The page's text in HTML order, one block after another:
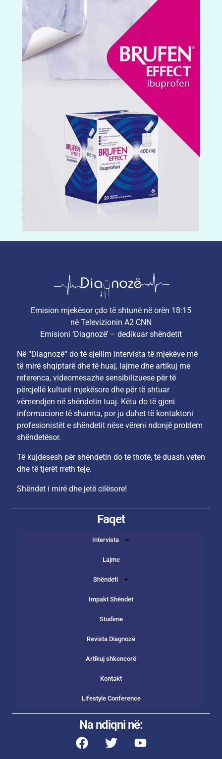
Emision mjekësor çdo të shtunë në orën 18:15
në Televizionin A2 CNN
Emisioni ‘Diagnozë’ – dedikuar shëndetit
Në “Diagnozë“ do të sjellim intervista të mjekëve më
të mirë shqiptarë dhe të huaj, lajme dhe artikuj me
referenca, videomesazhe sensibilizuese për të
përcjellë kulturë mjekësore dhe për të shtuar
vëmendjen në shëndetin tuaj. Këtu do të gjeni
informacione të shumta, por ju duhet të kontaktoni
profesionistët e shëndetit nëse vëreni ndonjë problem
shëndetësor.
Të kujdesesh për shëndetin do të thotë, të duash veten
dhe të tjerët rreth teje.
Shëndet i mirë dhe jetë cilësore!
Faqet
Intervista
Lajme
Shëndeti
Impakt Shëndet
Studime
Revista Diagnozë
Artikuj shkencorë
Kontakt
Lifestyle Conference
Na ndiqni në: